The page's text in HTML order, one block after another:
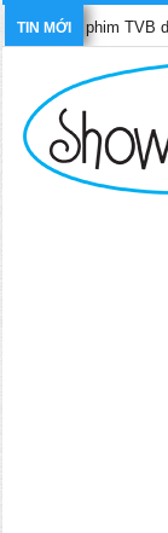
TIN MỚI
bộ phim TVB dự kiến